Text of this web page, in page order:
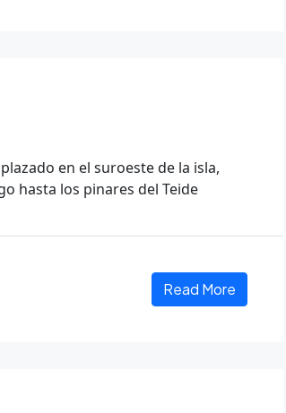
en el suroeste de la isla,
hasta los pinares del Teide
Read More